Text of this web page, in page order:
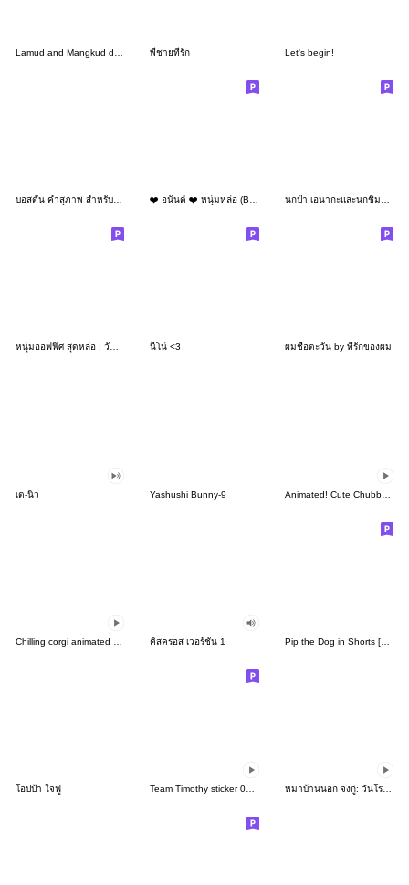
พี่ชายที่รัก Let's begin!
หนุ่มออฟฟิศ สุดหล่อ : วันทำงาน นีโน่ <3 ผมชื่อตะวัน by ที่รักของผม
เต-นิว Yashushi Bunny-9 Animated! Cute Chubby Frog Summer
คิสครอส เวอร์ชั่น 1 Pip the Dog in Shorts [Spring & Summer]
โอปป้า ใจฟู Team Timothy sticker 02(English) หมาบ้านนอก จงกู่: วันโรแมนติก